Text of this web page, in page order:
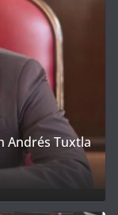
Andrés Tuxtla